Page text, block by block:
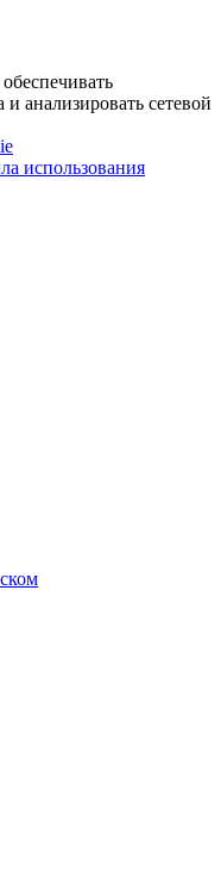
анализировать сетевой
использования